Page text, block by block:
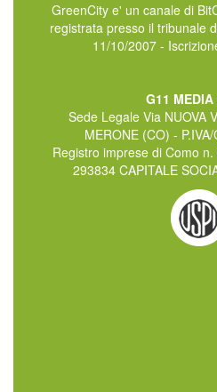
GreenCity e' un canale di
registrata presso il tribunale
11/10/2007 -
G11 MEDIA
Sede Legale Via NUOVA
MERONE (CO) -
Registro imprese di Como
293834 CAPITALE